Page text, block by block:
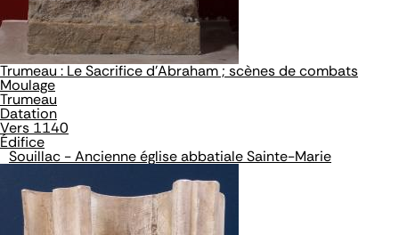
Trumeau : Le Sacrifice d'Abraham ; scènes de combats
Moulage
Trumeau
Datation
Vers 1140
Édifice
Souillac - Ancienne église abbatiale Sainte-Marie